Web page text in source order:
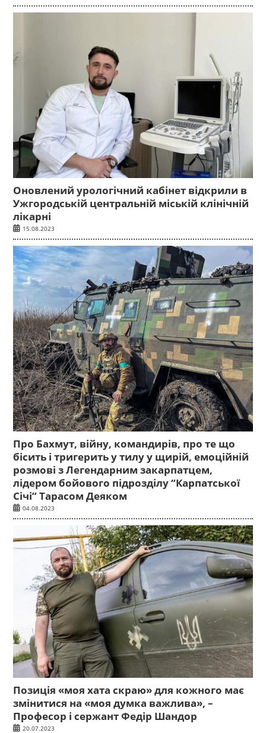
Оновлений урологічний кабінет відкрили в
Ужгородській центральній міській клінічній
лікарні
15.08.2023
Про Бахмут, війну, командирів, про те що
бісить і тригерить у тилу у щирій, емоційній
розмові з Легендарним закарпатцем,
лідером бойового підрозділу “Карпатської
Січі” Тарасом Деяком
04.08.2023
Позиція «моя хата скраю» для кожного має
змінитися на «моя думка важлива», –
Професор і сержант Федір Шандор
20.07.2023